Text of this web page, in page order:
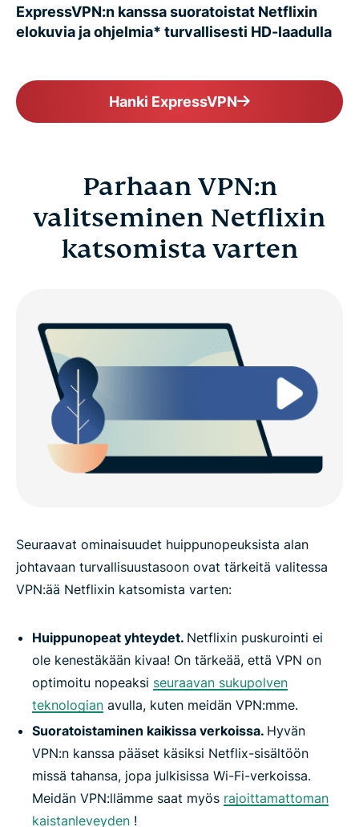
ExpressVPN:n kanssa suoratoistat Netflixin
elokuvia ja ohjelmia* turvallisesti HD-laadulla
Hanki ExpressVPN
Parhaan VPN:n
valitseminen Netflixin
katsomista varten
Seuraavat ominaisuudet huippunopeuksista alan
johtavaan turvallisuustasoon ovat tärkeitä valitessa
VPN:ää Netflixin katsomista varten:
Huippunopeat yhteydet. Netflixin puskurointi ei
ole kenestäkään kivaa! On tärkeää, että VPN on
optimoitu nopeaksi seuraavan sukupolven
teknologian avulla, kuten meidän VPN:mme.
Suoratoistaminen kaikissa verkoissa. Hyvän
VPN:n kanssa pääset käsiksi Netflix-sisältöön
missä tahansa, jopa julkisissa Wi-Fi-verkoissa.
Meidän VPN:llämme saat myös rajoittamattoman
kaistanleveyden !